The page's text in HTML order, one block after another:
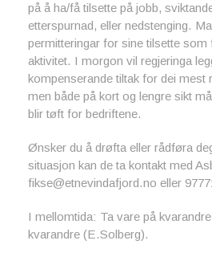
på å ha/få tilsette på jobb,
etterspurnad, eller nedstenging.
permitteringar for sine tilsette som
aktivitet. I morgon vil regjeringa
kompenserande tiltak for dei mest
men både på kort og lengre sikt
blir tøft for bedriftene.
Ønsker du å drøfta eller rådføra
situasjon kan de ta kontakt med
fikse@etnevindafjord.no eller
I mellomtida: Ta vare på
kvarandre (E.Solberg).